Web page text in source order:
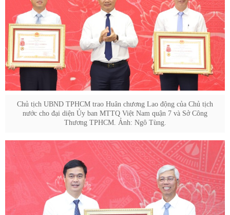
Chủ tịch UBND TPHCM trao Huân chương Lao động của Chủ tịch
nước cho đại diện Ủy ban MTTQ Việt Nam quận 7 và Sở Công
Thương TPHCM. Ảnh: Ngô Tùng.